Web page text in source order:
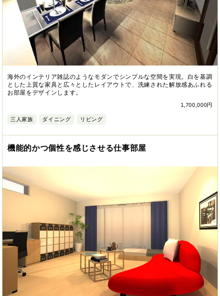
海外のインテリア雑誌のようなモダンでシンプルな空間を実現。白を基調
とした上質な家具と広々としたレイアウトで、洗練された解放感あふれる
お部屋をデザインします。
1,700,000円
三人家族 ダイニング リビング
機能的かつ個性を感じさせる仕事部屋